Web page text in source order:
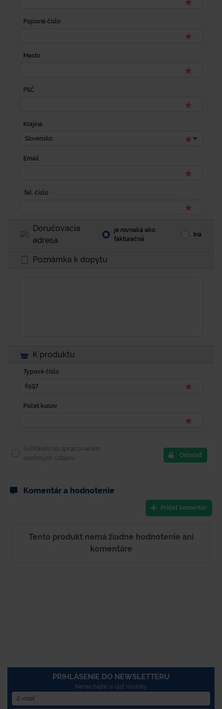
Popisné číslo
Mesto
PSČ
Krajina
Slovensko
Email
Tel. číslo
Doručovacia
adresa
je rovnaká ako
fakturačná
Iná
Poznámka k dopytu
K produktu
Typové číslo
Počet kusov
Súhlasím so spracovaním
osobných údajov.
Odoslať
Komentár a hodnotenie
Pridať komentár
Tento produkt nemá žiadne hodnotenie ani
komentáre
PRIHLÁSENIE DO NEWSLETTERU
Nenechajte si újsť novinky